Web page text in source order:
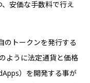
安価な手数料で行え
のトークンを発行する
ように法定通貨と価格
）を開発する事が